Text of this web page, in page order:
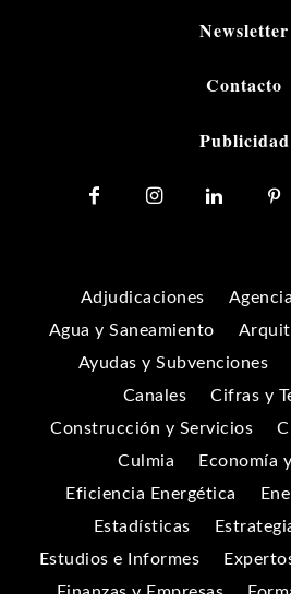
Newsletter
Contacto
Publicidad
Adjudicaciones
Agua y Saneamiento
Ayudas y Subvenciones
Canales
Cifras y
Construcción y Servicios
Culmia
Economía
Eficiencia Energética
Estadísticas
Estudios e Informes